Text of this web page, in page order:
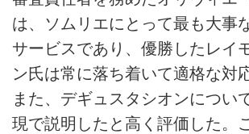
は、ソムリエにとって最も大事
サービスであり、優勝したレイ
ン氏は常に落ち着いて適格な対
また、デギュスタシオンについ
現で説明したと高く評価した。